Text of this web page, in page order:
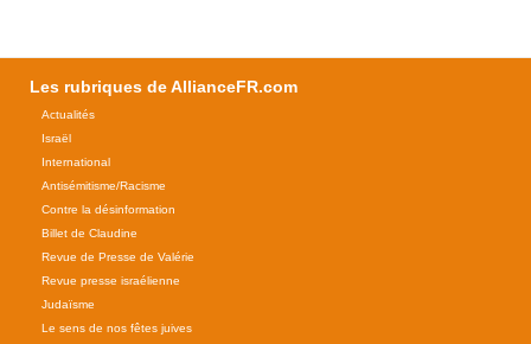
Les rubriques de AllianceFR.com
Actualités
Israël
International
Antisémitisme/Racisme
Contre la désinformation
Billet de Claudine
Revue de Presse de Valérie
Revue presse israélienne
Judaïsme
Le sens de nos fêtes juives